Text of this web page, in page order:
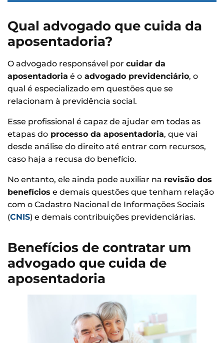
Qual advogado que cuida da
aposentadoria?
O advogado responsável por cuidar da
aposentadoria é o advogado previdenciário, o
qual é especializado em questões que se
relacionam à previdência social.
Esse profissional é capaz de ajudar em todas as
etapas do processo da aposentadoria, que vai
desde análise do direito até entrar com recursos,
caso haja a recusa do benefício.
No entanto, ele ainda pode auxiliar na revisão dos
benefícios e demais questões que tenham relação
com o Cadastro Nacional de Informações Sociais
(CNIS) e demais contribuições previdenciárias.
Benefícios de contratar um
advogado que cuida de
aposentadoria